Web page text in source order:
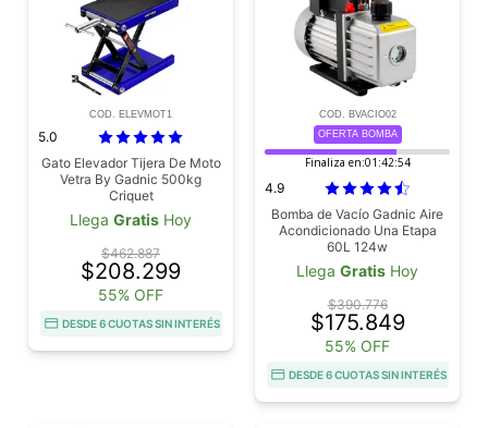
COD. ELEVMOT1
5.0
Gato Elevador Tijera De Moto
Vetra By Gadnic 500kg
Criquet
Llega Gratis Hoy
$462.887
$208.299
55% OFF
DESDE 6 CUOTAS SIN INTERÉS
COD. BVACIO02
OFERTA BOMBA
Finaliza en:01:42:53
4.9
Bomba de Vacío Gadnic Aire
Acondicionado Una Etapa
60L 124w
Llega Gratis Hoy
$390.776
$175.849
55% OFF
DESDE 6 CUOTAS SIN INTERÉS